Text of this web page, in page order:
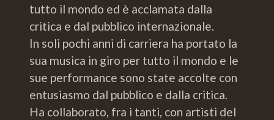
tutto il mondo ed è acclamata dalla
critica e dal pubblico internazionale.
In soli pochi anni di carriera ha portato la
sua musica in giro per tutto il mondo e le
sue performance sono state accolte con
entusiasmo dal pubblico e dalla critica.
Ha collaborato, fra i tanti, con artisti del